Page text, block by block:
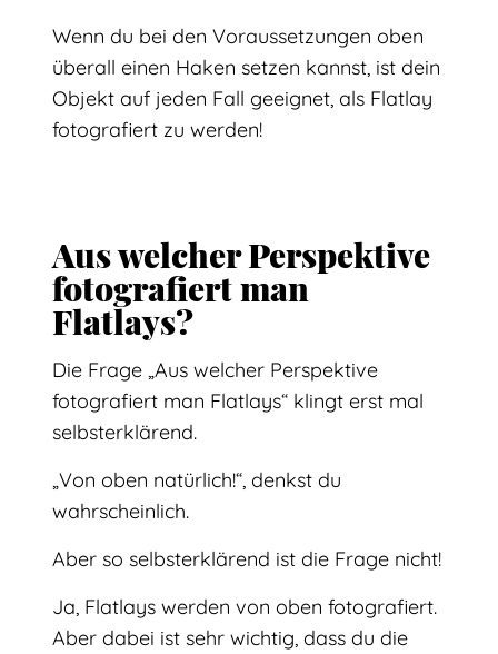
Wenn du bei den Voraussetzungen oben
überall einen Haken setzen kannst, ist dein
Objekt auf jeden Fall geeignet, als Flatlay
fotografiert zu werden!
Aus welcher Perspektive
fotografiert man
Flatlays?
Die Frage „Aus welcher Perspektive
fotografiert man Flatlays“ klingt erst mal
selbsterklärend.
„Von oben natürlich!“, denkst du
wahrscheinlich.
Aber so selbsterklärend ist die Frage nicht!
Ja, Flatlays werden von oben fotografiert.
Aber dabei ist sehr wichtig, dass du die